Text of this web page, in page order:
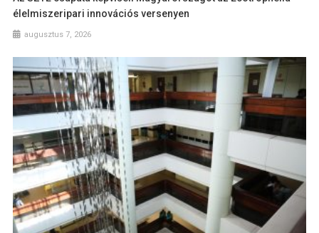
élelmiszeripari innovációs versenyen
augusztus 7, 2026